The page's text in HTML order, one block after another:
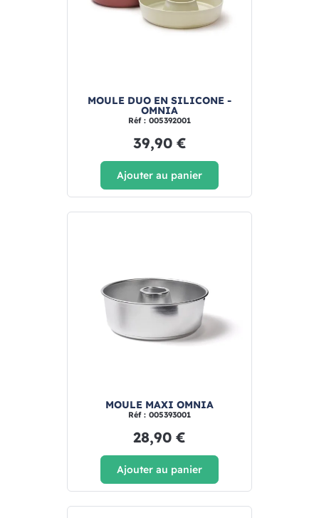
MOULE DUO EN SILICONE -
OMNIA
Réf : 005392001
39,90 €
Ajouter au panier
MOULE MAXI OMNIA
Réf : 005393001
28,90 €
Ajouter au panier